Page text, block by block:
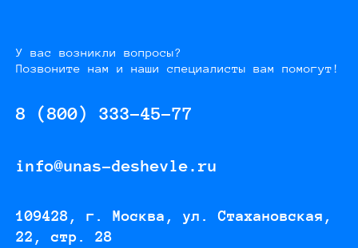
У вас возникли вопросы?
Позвоните нам и наши специалисты вам помогут!
8 (800) 333-45-77
info@unas-deshevle.ru
109428, г. Москва, ул. Стахановская,
22, стр. 28